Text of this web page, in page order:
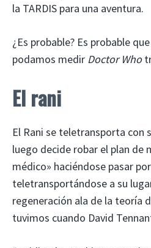
la TARDIS para una aventura.
¿Es probable? Es probable
podamos medir Doctor Who
El rani
El Rani se teletransporta con
luego decide robar el plan de
médico» haciéndose pasar
teletransportándose a su
regeneración ala de la teoría
tuvimos cuando David